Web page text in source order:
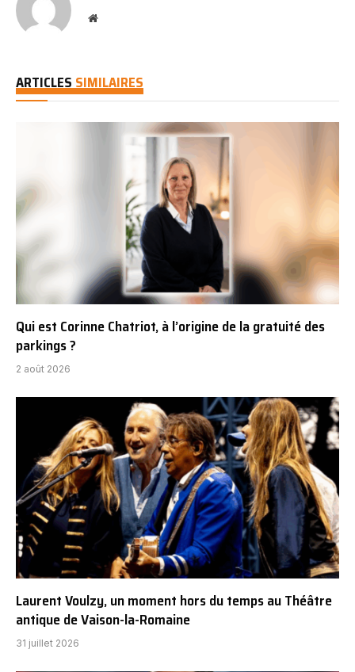
Website
ARTICLES SIMILAIRES
Qui est Corinne Chatriot, à l’origine de la gratuité des
parkings ?
2 août 2026
Laurent Voulzy, un moment hors du temps au Théâtre
antique de Vaison-la-Romaine
31 juillet 2026